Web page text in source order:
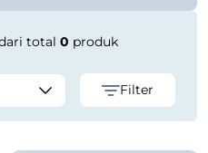
total 0 produk
Filter